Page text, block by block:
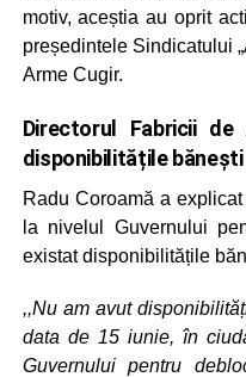
motiv, aceștia au oprit
președintele Sindicatului
Arme Cugir.
Directorul Fabricii
disponibilitățile
Radu Coroamă a
la nivelul Guvernului
existat disponibilitățile
,,Nu am avut
data de 15 iunie, în
Guvernului pentru